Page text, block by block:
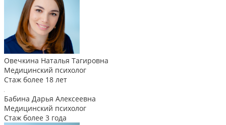
Овечкина Наталья Тагировна
Медицинский психолог
Стаж более 18 лет
Бабина Дарья Алексеевна
Медицинский психолог
Стаж более 3 года